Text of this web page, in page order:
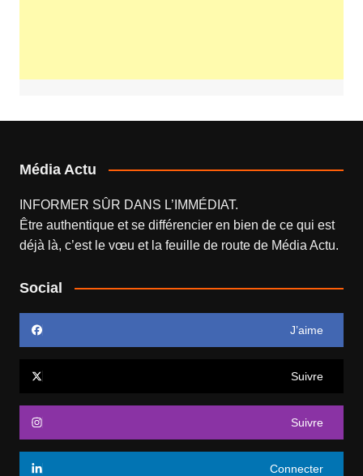
Média Actu
INFORMER SÛR DANS L’IMMÉDIAT.
Être authentique et se différencier en bien de ce qui est
déjà là, c’est le vœu et la feuille de route de Média Actu.
Social
J’aime
Suivre
Suivre
Connecter